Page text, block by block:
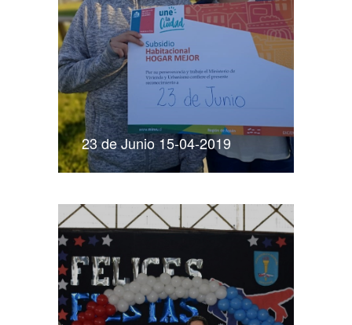
23 de Junio 15-04-2019